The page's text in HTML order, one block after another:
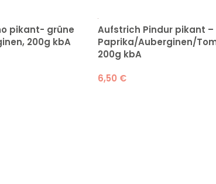
pikant- grüne
200g kbA
Aufstrich Pindur pikant –
Paprika/Auberginen/
200g kbA
6,50 €